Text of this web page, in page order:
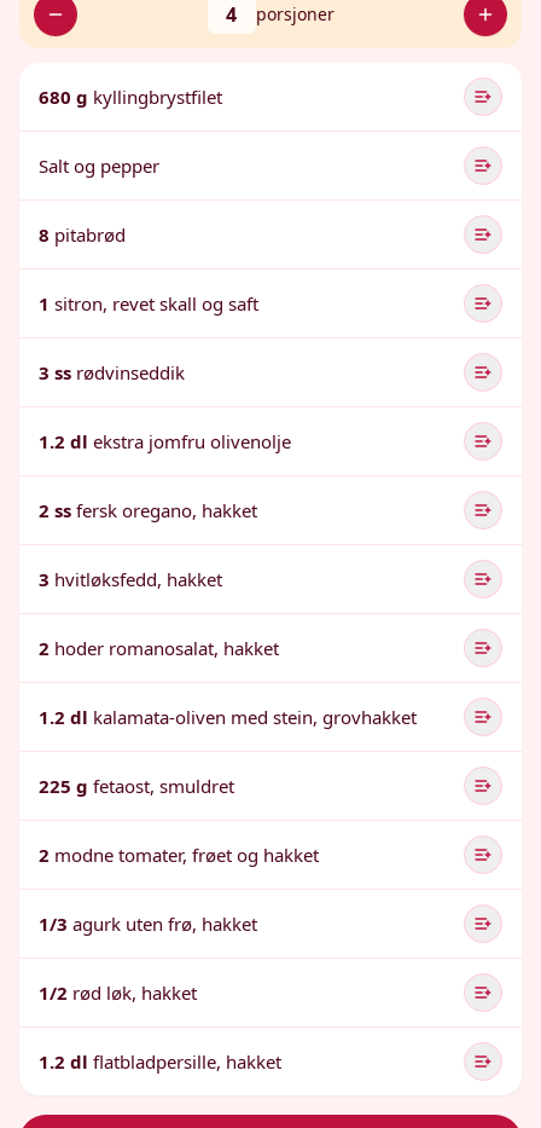
4 porsjoner
680 g kyllingbrystfilet
Salt og pepper
8 pitabrød
1 sitron, revet skall og saft
3 ss rødvinseddik
1.2 dl ekstra jomfru olivenolje
2 ss fersk oregano, hakket
3 hvitløksfedd, hakket
2 hoder romanosalat, hakket
1.2 dl kalamata-oliven med stein, grovhakket
225 g fetaost, smuldret
2 modne tomater, frøet og hakket
1/3 agurk uten frø, hakket
1/2 rød løk, hakket
1.2 dl flatbladpersille, hakket